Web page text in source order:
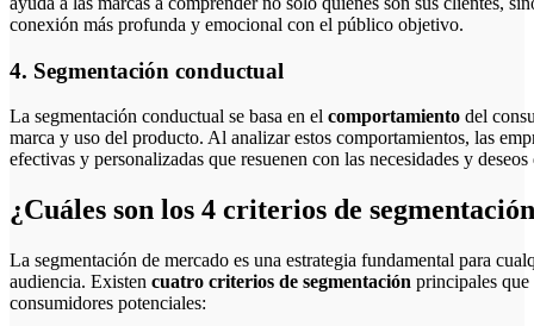
conexión más profunda y emocional con el público objetivo.
4. Segmentación conductual
La segmentación conductual se basa en el comportamiento del
marca y uso del producto. Al analizar estos comportamientos, las
efectivas y personalizadas que resuenen con las necesidades y
¿Cuáles son los 4 criterios de
La segmentación de mercado es una estrategia fundamental para
audiencia. Existen cuatro criterios de segmentación principales que
consumidores potenciales: